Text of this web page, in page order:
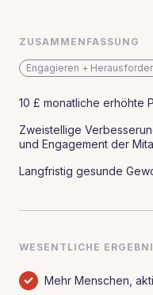
ZUSAMMENFASSUNG
Engagieren +
10 £ monatliche erhöhte
Zweistellige
und Engagement der
Langfristig gesunde
WESENTLICHE
Mehr Menschen,